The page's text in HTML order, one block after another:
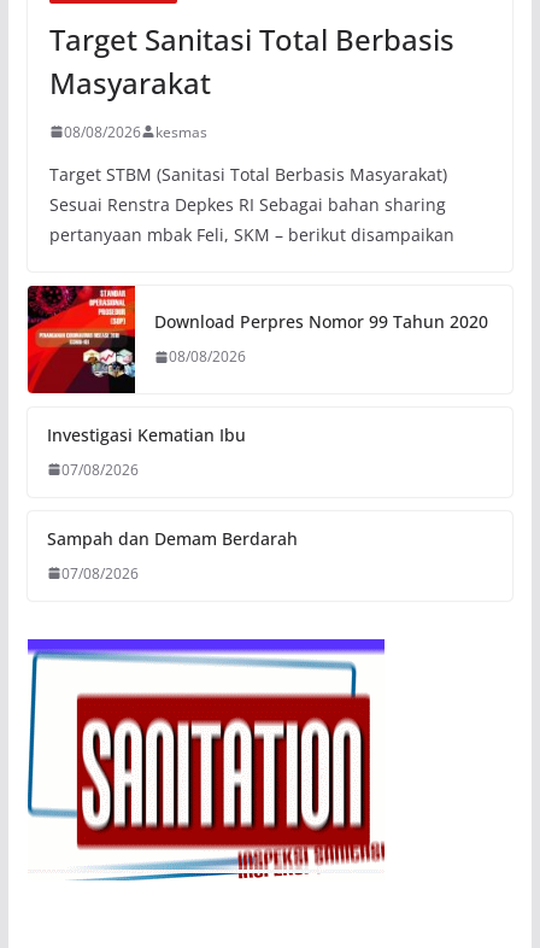
Target Sanitasi Total Berbasis
Masyarakat
08/08/2026 kesmas
Target STBM (Sanitasi Total Berbasis Masyarakat)
Sesuai Renstra Depkes RI Sebagai bahan sharing
pertanyaan mbak Feli, SKM – berikut disampaikan
Download Perpres Nomor 99 Tahun 2020
08/08/2026
Investigasi Kematian Ibu
07/08/2026
Sampah dan Demam Berdarah
07/08/2026